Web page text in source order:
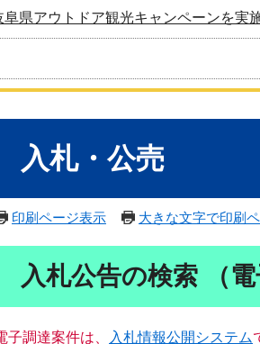
県アウトドア観光キャンペーンを実
入札・公売
印刷ページ表示 大きな文字で印刷
入札公告の検索 （電
子調達案件は、 入札情報公開システム